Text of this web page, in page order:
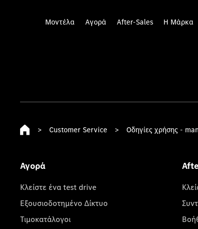
Μοντέλα Αγορά After-Sales Η Μάρκα
> Customer Service > Οδηγίες χρήσης -
Αγορά
Κλείστε ένα test drive
Εξουσιοδοτημένο Δίκτυο
Τιμοκατάλογοι